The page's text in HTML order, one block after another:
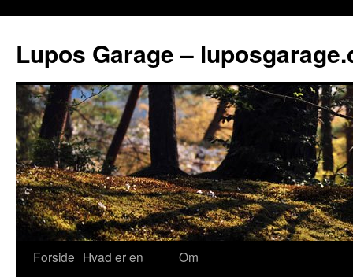
Lupos Garage –
Forside Hvad er en
Om